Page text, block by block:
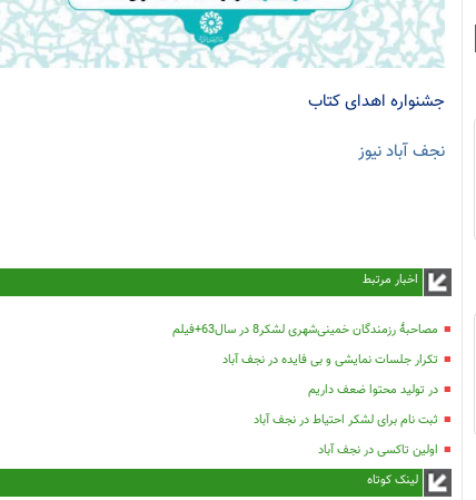
جشنواره اهدای کتاب
نجف آباد نیوز
اخبار مرتبط
مصاحبۀ رزمندگان خمینی‌شهری لشکر8 در سال63+فیلم
تکرار جلسات نمایشی و بی فایده در نجف آباد
در تولید محتوا ضعف داریم
ثبت نام برای لشکر احتیاط در نجف آباد
اولین تاکسی در نجف آباد
لینک کوتاه